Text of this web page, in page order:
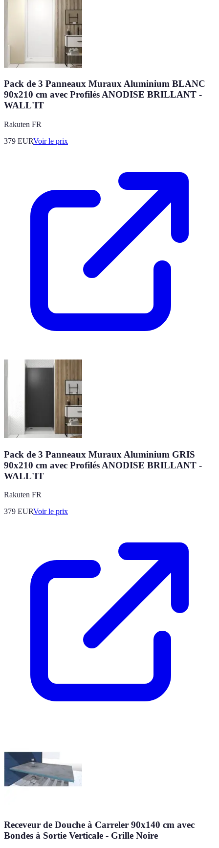
Pack de 3 Panneaux Muraux Aluminium BLANC
90x210 cm avec Profilés ANODISE BRILLANT -
WALL'IT
Rakuten FR
379 EURVoir le prix
Pack de 3 Panneaux Muraux Aluminium GRIS
90x210 cm avec Profilés ANODISE BRILLANT -
WALL'IT
Rakuten FR
379 EURVoir le prix
Receveur de Douche à Carreler 90x140 cm avec
Bondes à Sortie Verticale - Grille Noire